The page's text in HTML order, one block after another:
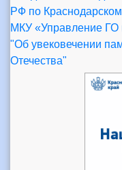
РФ по
МКУ «Управление
"Об увековечении
Отечества"